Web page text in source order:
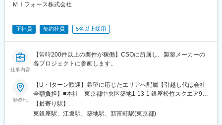
ＭＩフォース株式会社
正社員 契約社員 5名以上採用
仕事内容
【常時200件以上の案件が稼働】CSOに所属し、製薬メーカーの
各プロジェクトに参画します。
勤務地
【U・Iターン歓迎】希望に応じたエリアへ配属【引越し代は会社
全額負担】■本社 東京都中央区築地1-13-1 銀座松竹スクエア9F■
勤務エリア：（1）北海道：北海道（2）東北：青森・秋田・岩
手・山形・宮城・福島（3）関東：東京・神奈川・千葉・埼玉・茨
【最寄り駅】
東銀座駅、江坂駅、築地駅、新富町駅(東京都)